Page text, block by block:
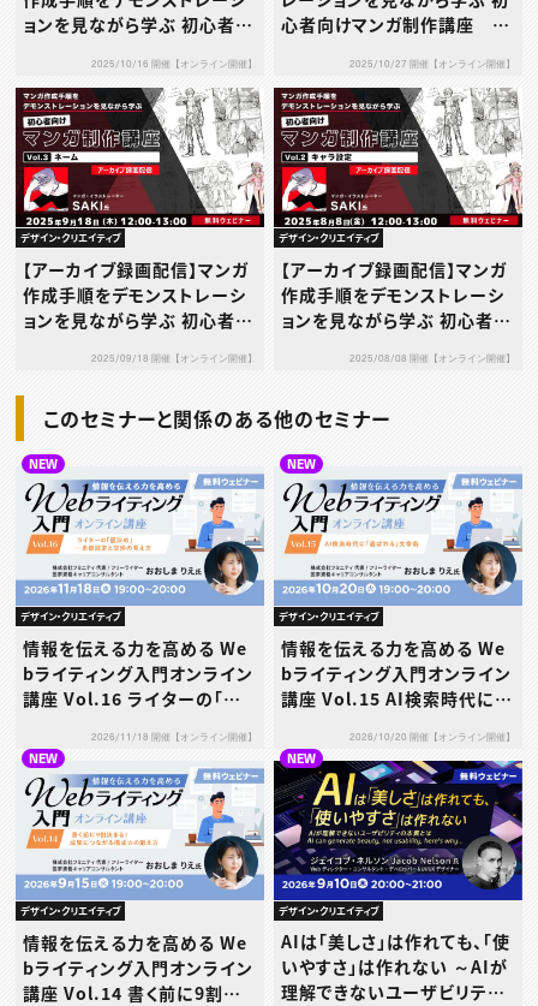
ョンを見ながら学ぶ 初心者向
2025/10/16 開催【オンライン開催】
心者向けマンガ制作講座 V
2025/10/27 開催【オンライン開催】
デザイン・クリエイティブ
【アーカイブ録画配信】マンガ
作成手順をデモンストレーシ
ョンを見ながら学ぶ 初心者向
2025/09/18 開催【オンライン開催】
デザイン・クリエイティブ
【アーカイブ録画配信】マンガ
作成手順をデモンストレーシ
ョンを見ながら学ぶ 初心者向
ャラ設定2025/08/08 開催【オンライン開催】
このセミナーと関係のある他のセミナー
NEW
デザイン・クリエイティブ
情報を伝える力を高める We
bライティング入門オンライン
講座 Vol.16 ライターの「値
え方
2026/11/18 開催【オンライン開催】
NEW
デザイン・クリエイティブ
情報を伝える力を高める We
bライティング入門オンライン
講座 Vol.15 AI検索時代に
2026/10/20 開催【オンライン開催】
NEW
デザイン・クリエイティブ
情報を伝える力を高める We
bライティング入門オンライン
講座 Vol.14 書く前に9割決
NEW
デザイン・クリエイティブ
AIは「美しさ」は作れても、「使
いやすさ」は作れない ～AIが
理解できないユーザビリティ